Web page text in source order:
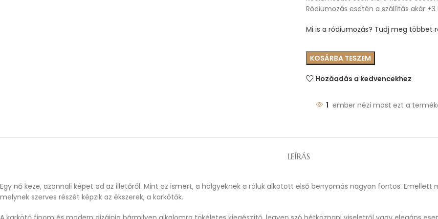
Ródiumozás esetén a szállítás akár
Mi is a ródiumozás? Tudj meg többet
KOSÁRBA TESZEM
Hozáadás a kedvencekhez
1 ember nézi most ezt a
LEÍRÁS
Egy nő keze, azonnali képet ad az illetőről. Mint az ismert, a hölgyeknek a róluk alkotott első benyomás nagyon fontos.
melynek szerves részét képzik az ékszerek, a karkötők.